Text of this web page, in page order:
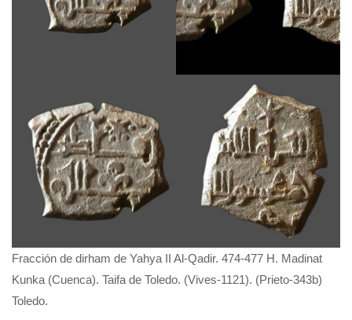
Fracción de dirham de Yahya II Al-Qadir. 474-477 H. Madinat
Kunka (Cuenca). Taifa de Toledo. (Vives-1121). (Prieto-343b)
Toledo.